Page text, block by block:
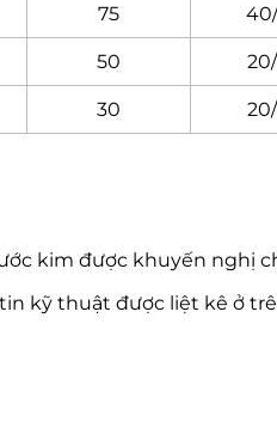
75
50
30
kim được khuyến nghị
tin kỹ thuật được liệt kê ở